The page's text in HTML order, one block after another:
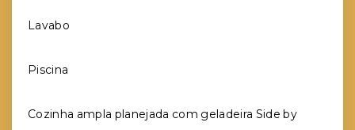
Lavabo
Piscina
Cozinha ampla planejada com geladeira Side by